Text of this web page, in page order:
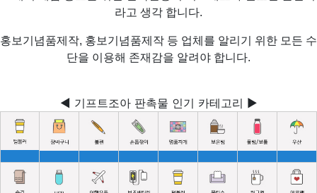
라고 생각 합니다.
홍보기념품제작, 홍보기념품제작 등 업체를 알리기 위한 모든 수
단을 이용해 존재감을 알려야 합니다.
◀ 기프트조아 판촉물 인기 카테고리 ▶